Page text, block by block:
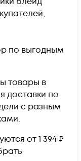
по выгодным
товары в
доставки по
с разным
от 1 394 ₽